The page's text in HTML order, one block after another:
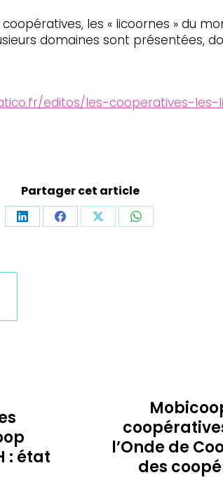
les « licoornes » du
domaines sont présentées,
editos/les-cooperatives-les-
Partager cet article
PartagerPartagerPartagerPartager
: état
Article
suivant
l’Onde de
des